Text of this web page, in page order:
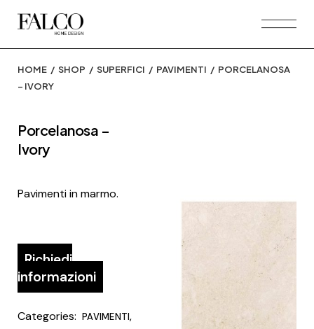
HOME SHOP SUPERFICI PAVIMENTI
PORCELANOSA
– IVORY
Porcelanosa –
Ivory
Pavimenti in marmo.
Richiedi
informazioni
Categories: PAVIMENTI,